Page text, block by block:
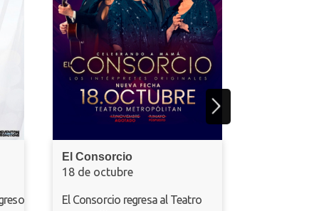
El Consorcio
18 de octubre
El Consorcio regresa al Teatro